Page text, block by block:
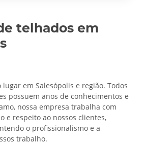
telhados em
em Salesópolis e região. Todos
possuem anos de conhecimentos e
nossa empresa trabalha com
e respeito ao nossos clientes,
o profissionalismo e a
trabalho.